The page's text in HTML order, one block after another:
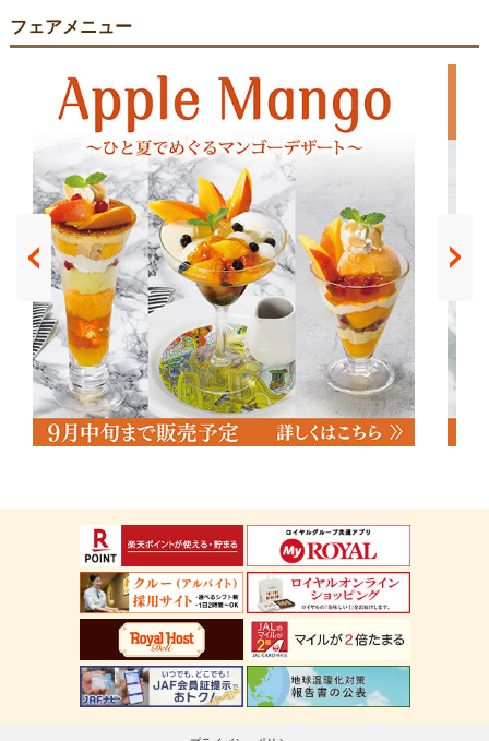
フェアメニュー